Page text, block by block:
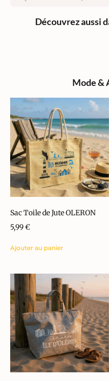
Découvrez aussi
Mode &
Sac Toile de Jute OLERON
5,99€
Ajouter au panier